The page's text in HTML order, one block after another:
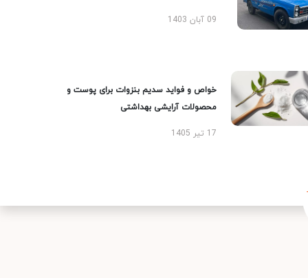
09 آبان 1403
خواص و فواید سدیم بنزوات برای پوست و
محصولات آرایشی بهداشتی
17 تیر 1405